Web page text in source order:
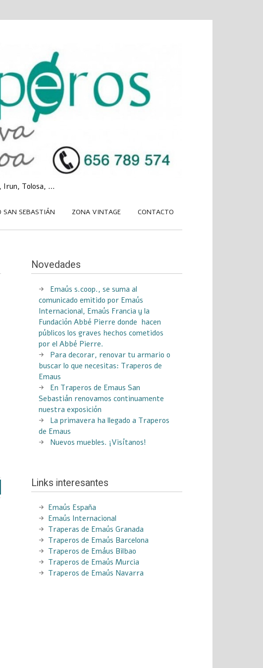
Irun, Tolosa, …
SAN SEBASTIÁN ZONA VINTAGE CONTACTO
Novedades
Emaús s.coop., se suma al
comunicado emitido por Emaús
Internacional, Emaús Francia y la
Fundación Abbé Pierre donde hacen
públicos los graves hechos cometidos
por el Abbé Pierre.
Para decorar, renovar tu armario o
buscar lo que necesitas: Traperos de
Emaus
En Traperos de Emaus San
Sebastián renovamos continuamente
nuestra exposición
La primavera ha llegado a Traperos
de Emaus
Nuevos muebles. ¡Visítanos!
Links interesantes
Emaús España
Emaús Internacional
Traperas de Emaús Granada
Traperos de Emaús Barcelona
Traperos de Emáus Bilbao
Traperos de Emaús Murcia
Traperos de Emaús Navarra